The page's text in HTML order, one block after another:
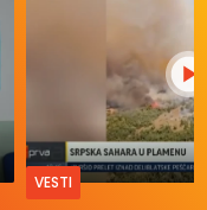
VESTI